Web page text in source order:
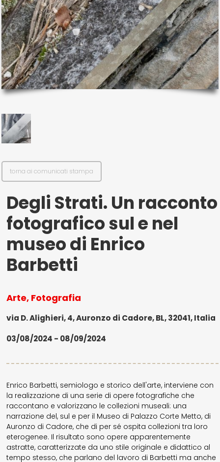
torna ai comunicati stampa
Degli Strati. Un racconto
fotografico sul e nel
museo di Enrico
Barbetti
Arte, Fotografia
via D. Alighieri, 4, Auronzo di Cadore, BL, 32041, Italia
03/08/2024 - 08/09/2024
Enrico Barbetti, semiologo e storico dell'arte, interviene con
la realizzazione di una serie di opere fotografiche che
raccontano e valorizzano le collezioni museali: una
narrazione del, sul e per il Museo di Palazzo Corte Metto, di
Auronzo di Cadore, che di per sé ospita collezioni tra loro
eterogenee. Il risultato sono opere apparentemente
astratte, caratterizzate da uno stile originale e didattico al
tempo stesso, che parlano del lavoro di Barbetti ma anche